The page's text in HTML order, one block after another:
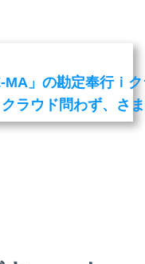
MA」の勘定奉行ｉ
ラウド問わず、さ